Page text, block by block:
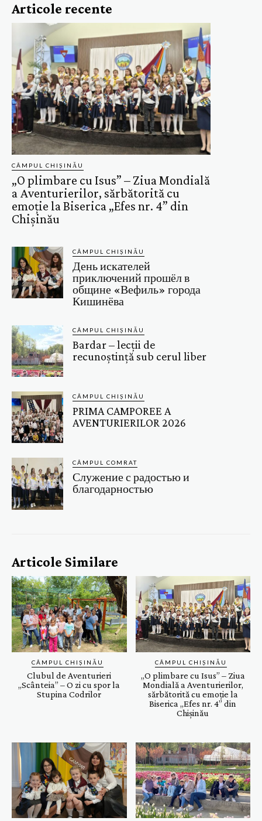
Articole recente
CÂMPUL CHIȘINĂU
„O plimbare cu Isus” – Ziua Mondială
a Aventurierilor, sărbătorită cu
emoție la Biserica „Efes nr. 4” din
Chișinău
CÂMPUL CHIȘINĂU
День искателей
приключений прошёл в
общине «Вефиль» города
Кишинёва
CÂMPUL CHIȘINĂU
Bardar – lecții de
recunoștință sub cerul liber
CÂMPUL CHIȘINĂU
PRIMA CAMPOREE A
AVENTURIERILOR 2026
CÂMPUL COMRAT
Служение с радостью и
благодарностью
Articole Similare
CÂMPUL CHIȘINĂU
Clubul de Aventurieri
„Scânteia” – O zi cu spor la
Stupina Codrilor
CÂMPUL CHIȘINĂU
„O plimbare cu Isus” – Ziua
Mondială a Aventurierilor,
sărbătorită cu emoție la
Biserica „Efes nr. 4” din
Chișinău